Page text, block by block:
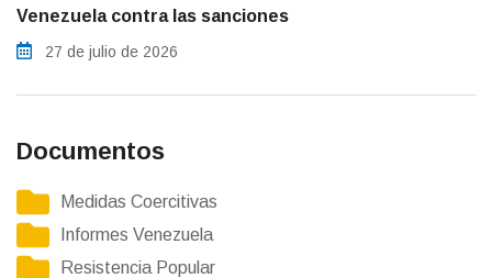
Venezuela contra las sanciones
27 de julio de 2026
Documentos
Medidas Coercitivas
Informes Venezuela
Resistencia Popular